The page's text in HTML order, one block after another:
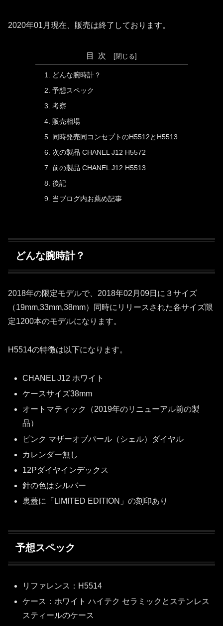
2020年01月現在、販売は終了しております。
目次
どんな腕時計？
予想スペック
考察
販売相場
同時発売同コンセプトのH5512とH5513
次の製品 CHANEL J12 H5572
前の製品 CHANEL J12 H5513
後記
当ブログ内お薦め記事
どんな腕時計？
2018年の限定モデルで、2018年02月09日に３サイズ
（19mm,33mm,38mm）同時にリリースされた各サイズ限
定1200本のモデルになります。
H5514の特徴は以下になります。
CHANEL J12 ホワイト
ケースサイズ38mm
オートマティック（2019年のリニューアル前の製
品）
ピンク マザーオブパール（シェル）ダイヤル
カレンダー無し
12Pダイヤインデックス
針の色はシルバー
裏蓋に「LIMITED EDITION」の刻印あり
予想スペック
リファレンス：H5514
ケース：ホワイト ハイテク セラミックとステンレス
スティールのケース